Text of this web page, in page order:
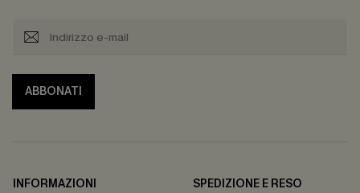
ABBONATI
INFORMAZIONI
SPEDIZIONE E RESO